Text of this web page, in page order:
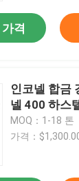
격
인코넬 합금
넬 400 하스
MOQ：1-18 톤
가격：